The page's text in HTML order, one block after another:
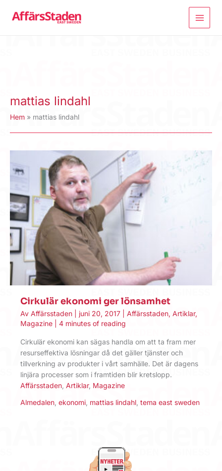
mattias lindahl
Hem mattias lindahl
Cirkulär ekonomi ger lönsamhet
Av Affärsstaden juni 20, 2017 Affärsstaden, Artiklar,
Magazine
4 minutes of reading
Cirkulär ekonomi kan sägas handla om att ta fram mer
resurseffektiva lösningar då det gäller tjänster och
tillverkning av produkter i vårt samhälle. Det är dagens
linjära processer som i framtiden blir kretslopp.
Affärsstaden Artiklar, Magazine
Almedalen ekonomi mattias lindahl tema east sweden